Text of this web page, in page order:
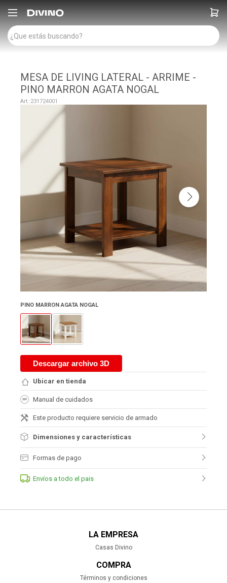

MESA DE LIVING LATERAL - ARRIME -
PINO MARRON AGATA NOGAL
231724001
PINO MARRON AGATA NOGAL
Descargar archivo 3D
Ubicar en tienda
Manual de cuidados
Este producto requiere servicio de armado
Dimensiones y características
Formas de pago
Envíos a todo el pais
LA EMPRESA
Casas Divino
COMPRA
Términos y condiciones